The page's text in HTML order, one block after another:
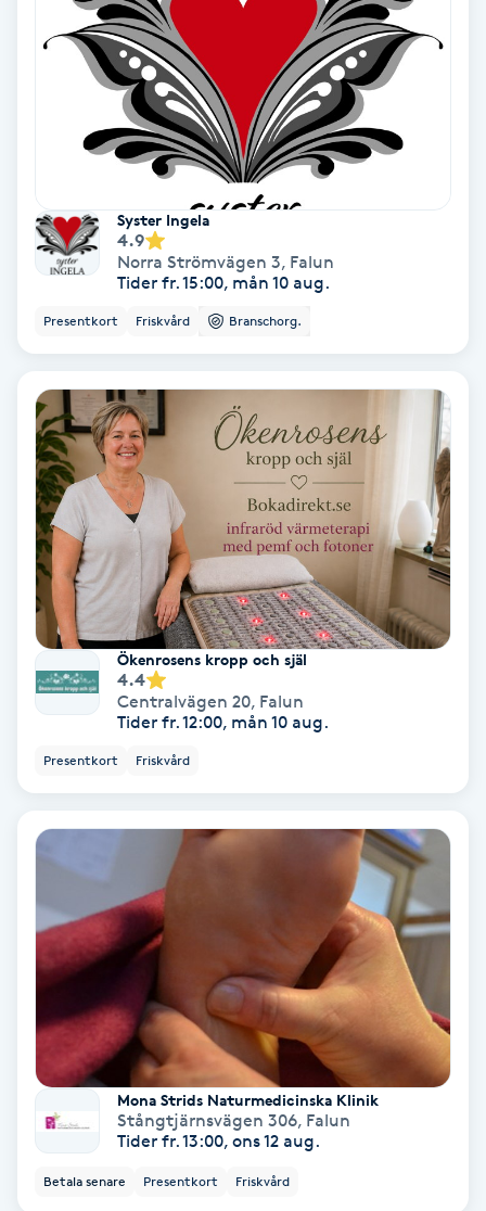
Ansiktsbehandling djuprengörande
Bambumassage
Barnklippning
BIAB
Blowout
Bottenfärg
Brynformning
Brynfärgning
Brynplockning
Celluliter
Coachning
Color correction
Damklippning
Dermapen
Syster Ingela
4.9
Norra Strömvägen 3, Falun
Tider fr. 15:00, mån 10 aug.
Presentkort Friskvård Branschorg.
Ökenrosens kropp och själ
4.4
Centralvägen 20, Falun
Tider fr. 12:00, mån 10 aug.
Presentkort Friskvård
Mona Strids Naturmedicinska Klinik
Stångtjärnsvägen 306, Falun
Tider fr. 13:00, ons 12 aug.
Betala senare Presentkort Friskvård